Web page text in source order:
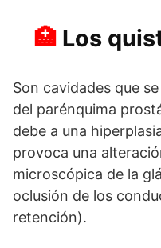
Los
Son cavidades que
del parénquima
debe a una
provoca una
microscópica de la
oclusión de los
retención).